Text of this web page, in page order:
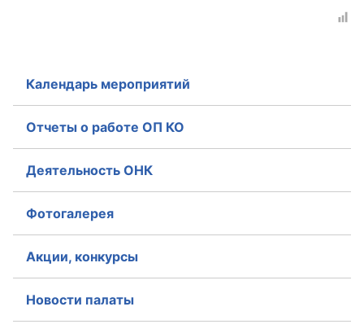
Календарь мероприятий
Отчеты о работе ОП КО
Деятельность ОНК
Фотогалерея
Акции, конкурсы
Новости палаты